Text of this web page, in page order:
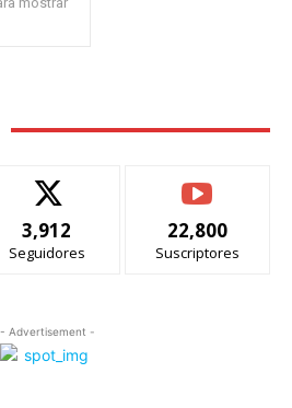
3,912
Seguidores
22,800
Suscriptores
- Advertisement -